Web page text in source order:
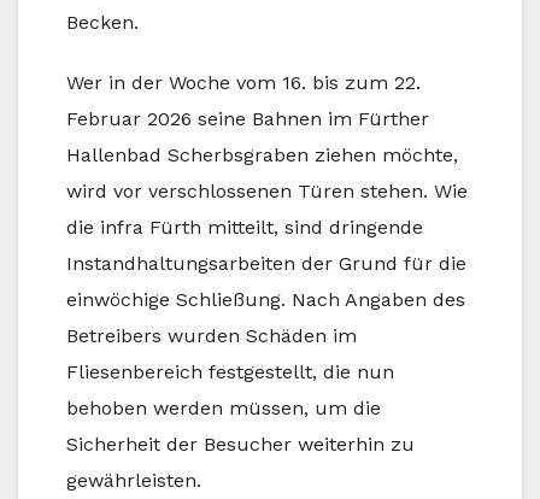
Becken.
Wer in der Woche vom 16. bis zum 22.
Februar 2026 seine Bahnen im Fürther
Hallenbad Scherbsgraben ziehen möchte,
wird vor verschlossenen Türen stehen. Wie
die infra Fürth mitteilt, sind dringende
Instandhaltungsarbeiten der Grund für die
einwöchige Schließung. Nach Angaben des
Betreibers wurden Schäden im
Fliesenbereich festgestellt, die nun
behoben werden müssen, um die
Sicherheit der Besucher weiterhin zu
gewährleisten.